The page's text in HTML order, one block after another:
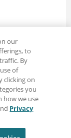
our
to
By
of
clicking on
you
how we use
Privacy